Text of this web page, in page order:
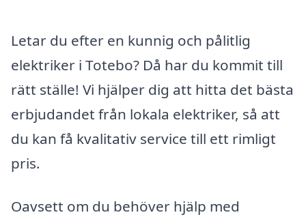
Letar du efter en kunnig och pålitlig
elektriker i Totebo? Då har du kommit till
rätt ställe! Vi hjälper dig att hitta det bästa
erbjudandet från lokala elektriker, så att
du kan få kvalitativ service till ett rimligt
pris.
Oavsett om du behöver hjälp med